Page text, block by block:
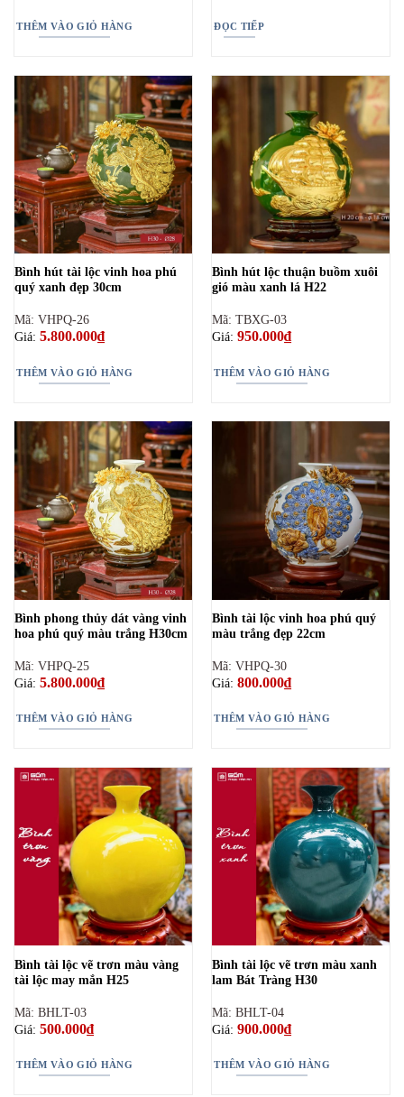
THÊM VÀO GIỎ HÀNG ĐỌC TIẾP
Bình hút tài lộc vinh hoa phú
quý xanh đẹp 30cm
Mã: VHPQ-26
Giá: 5.800.000₫
THÊM VÀO GIỎ HÀNG
Bình hút lộc thuận buồm xuôi
gió màu xanh lá H22
Mã: TBXG-03
Giá: 950.000₫
THÊM VÀO GIỎ HÀNG
Bình phong thủy dát vàng vinh
hoa phú quý màu trắng H30cm
Mã: VHPQ-25
Giá: 5.800.000₫
THÊM VÀO GIỎ HÀNG
Bình tài lộc vinh hoa phú quý
màu trắng đẹp 22cm
Mã: VHPQ-30
Giá: 800.000₫
THÊM VÀO GIỎ HÀNG
Bình tài lộc vẽ trơn màu vàng
tài lộc may mắn H25
Mã: BHLT-03
Giá: 500.000₫
THÊM VÀO GIỎ HÀNG
Bình tài lộc vẽ trơn màu xanh
lam Bát Tràng H30
Mã: BHLT-04
Giá: 900.000₫
THÊM VÀO GIỎ HÀNG